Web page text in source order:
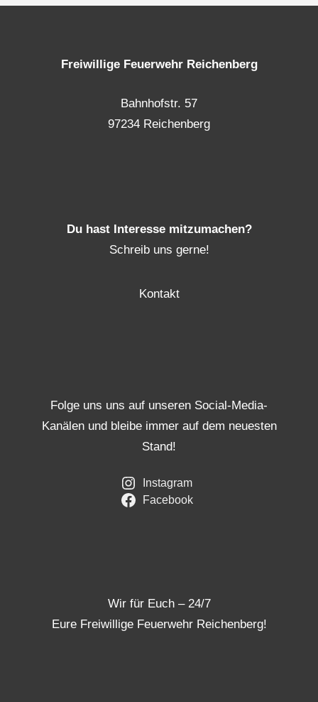
Freiwillige Feuerwehr Reichenberg
Bahnhofstr. 57
97234 Reichenberg
Du hast Interesse mitzumachen?
Schreib uns gerne!
Kontakt
Folge uns uns auf unseren Social-Media-
Kanälen und bleibe immer auf dem neuesten
Stand!
Instagram
Facebook
Wir für Euch – 24/7
Eure Freiwillige Feuerwehr Reichenberg!